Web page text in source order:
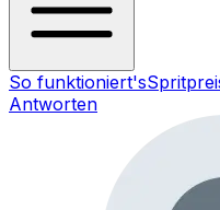
So funktioniert's
Antworten